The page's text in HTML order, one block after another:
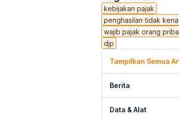
kebijakan pajak
penghasilan tidak
wajib pajak orang
djp
Tampilkan Semua
Berita
Data & Alat